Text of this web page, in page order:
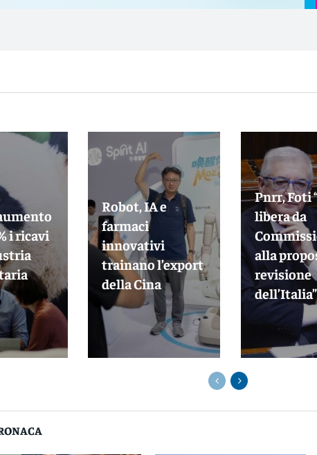
i ricavi
Robot, IA e
farmaci
innovativi
trainano l’export
della Cina
Pnrr, Foti
libera da
alla
revisione
dell’Italia”